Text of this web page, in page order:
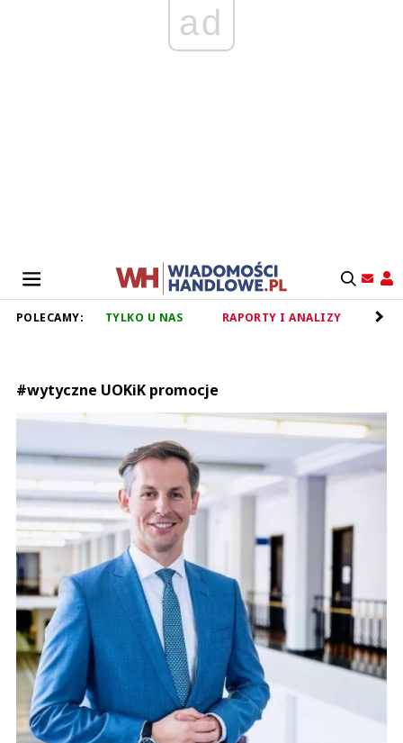
ad
POLECAMY: TYLKO U NAS RAPORTY I ANALIZY
#wytyczne UOKiK promocje